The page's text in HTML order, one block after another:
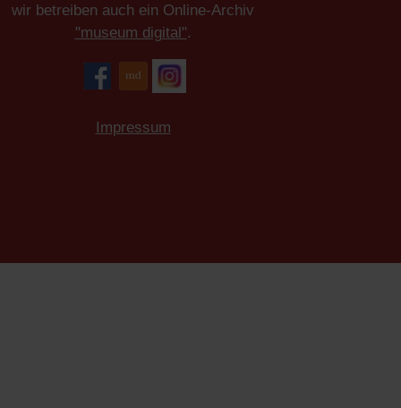
wir betreiben auch ein Online-Archiv
"museum digital".
Impressum